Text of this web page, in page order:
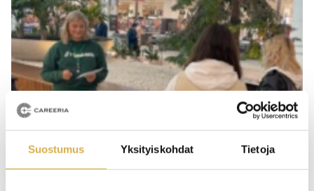
Suostumus Yksityiskohdat Tietoja